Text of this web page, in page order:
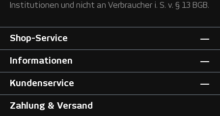
Institutionen und nicht an Verbraucher i. S. v. § 13 BGB.
Shop-Service
Informationen
Kundenservice
Zahlung & Versand